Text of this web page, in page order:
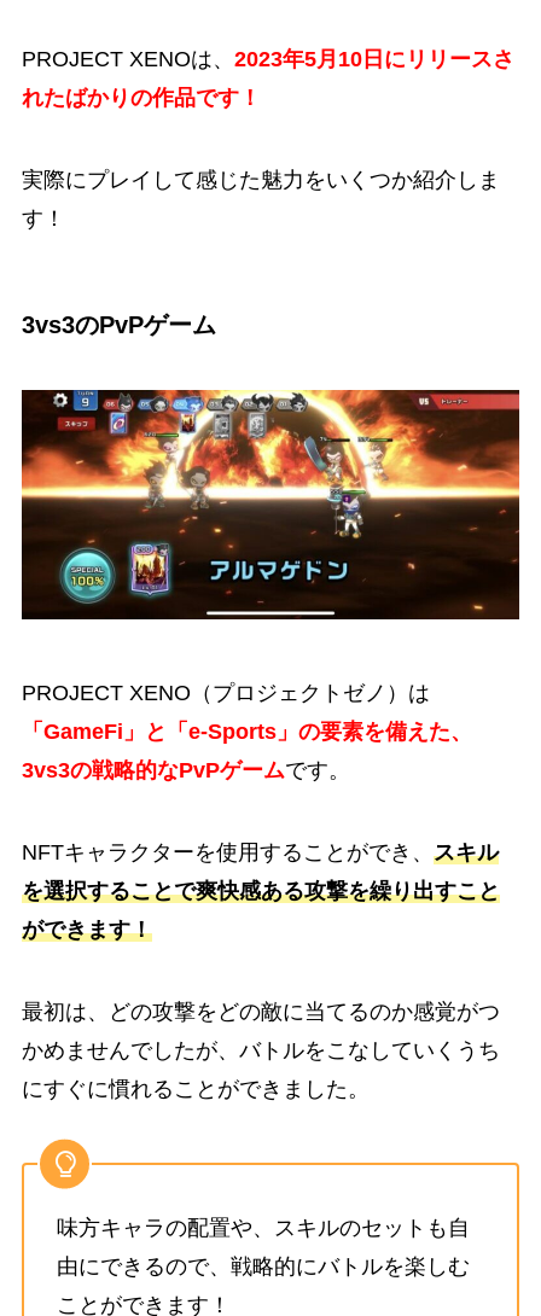
PROJECT XENOは、 2023年5月10日にリリースさ
れたばかりの作品です！
実際にプレイして感じた魅力をいくつか紹介しま
す！
3vs3のPvPゲーム
PROJECT XENO（プロジェクトゼノ）は
「GameFi」と「e-Sports」の要素を備えた、
3vs3の戦略的なPvPゲームです。
NFTキャラクターを使用することができ、 スキル
を選択することで爽快感ある攻撃を繰り出すこと
ができます！
最初は、どの攻撃をどの敵に当てるのか感覚がつ
かめませんでしたが、バトルをこなしていくうち
にすぐに慣れることができました。
味方キャラの配置や、スキルのセットも自
由にできるので、戦略的にバトルを楽しむ
ことができます！